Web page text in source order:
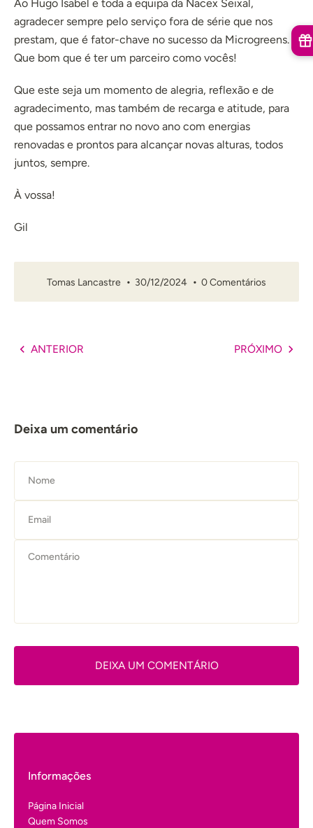
Ao Hugo Isabel e toda a equipa da Nacex Seixal,
agradecer sempre pelo serviço fora de série que nos
prestam, que é fator-chave no sucesso da Microgreens.
Que bom que é ter um parceiro como vocês!
Que este seja um momento de alegria, reflexão e de
agradecimento, mas também de recarga e atitude, para
que possamos entrar no novo ano com energias
renovadas e prontos para alcançar novas alturas, todos
juntos, sempre.
À vossa!
Gil
Tomas Lancastre 30/12/2024 0 Comentários
ANTERIOR PRÓXIMO
Deixa um comentário
DEIXA UM COMENTÁRIO
Informações
Página Inicial
Quem Somos